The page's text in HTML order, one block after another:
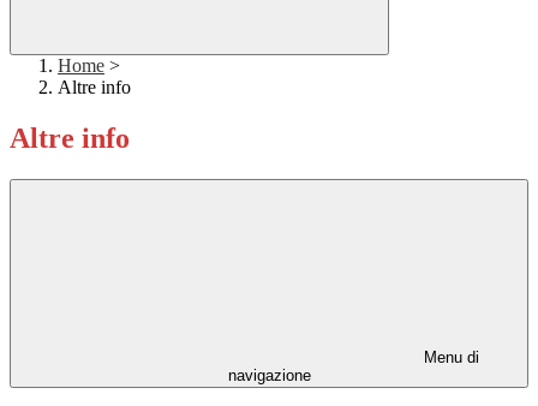
Home >
Altre info
Altre info
Menu di
navigazione